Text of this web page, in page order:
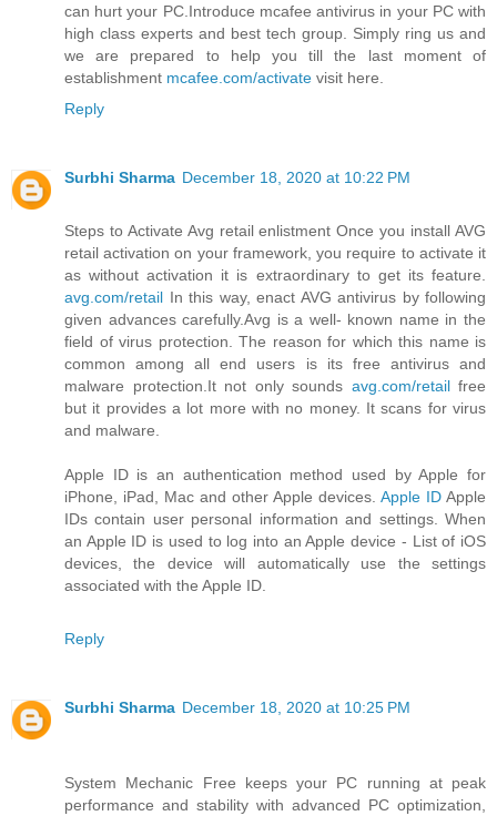
can hurt your PC.Introduce mcafee antivirus in your PC with
high class experts and best tech group. Simply ring us and
we are prepared to help you till the last moment of
establishment mcafee.com/activate visit here.
Reply
Surbhi Sharma December 18, 2020 at 10:22 PM
Steps to Activate Avg retail enlistment Once you install AVG
retail activation on your framework, you require to activate it
as without activation it is extraordinary to get its feature.
avg.com/retail In this way, enact AVG antivirus by following
given advances carefully.Avg is a well- known name in the
field of virus protection. The reason for which this name is
common among all end users is its free antivirus and
malware protection.It not only sounds avg.com/retailfree
but it provides a lot more with no money. It scans for virus
and malware.
Apple ID is an authentication method used by Apple for
iPhone, iPad, Mac and other Apple devices. Apple ID Apple
IDs contain user personal information and settings. When
an Apple ID is used to log into an Apple device - List of iOS
devices, the device will automatically use the settings
associated with the Apple ID.
Reply
Surbhi Sharma December 18, 2020 at 10:25 PM
System Mechanic Free keeps your PC running at peak
performance and stability with advanced PC optimization,